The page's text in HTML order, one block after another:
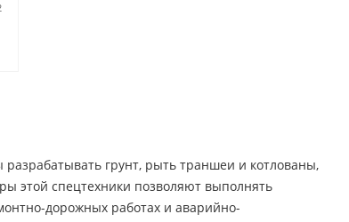
грунт, рыть траншеи и котлованы,
этой спецтехники позволяют выполнять
дорожных работах и аварийно-